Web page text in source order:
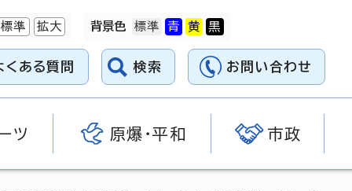
標準 拡大 背景色
くある質問 検索 お問い合わせ
ツ 原爆・平和 市政